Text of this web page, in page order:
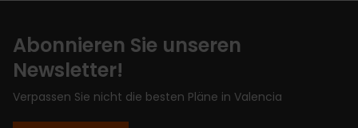
Abonnieren Sie unseren
Newsletter!
Verpassen Sie nicht die besten Pläne in Valencia